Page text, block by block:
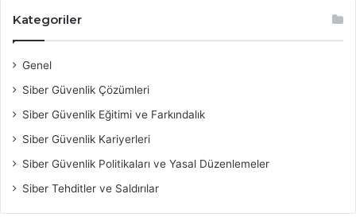
Kategoriler
Genel
Siber Güvenlik Çözümleri
Siber Güvenlik Eğitimi ve Farkındalık
Siber Güvenlik Kariyerleri
Siber Güvenlik Politikaları ve Yasal Düzenlemeler
Siber Tehditler ve Saldırılar